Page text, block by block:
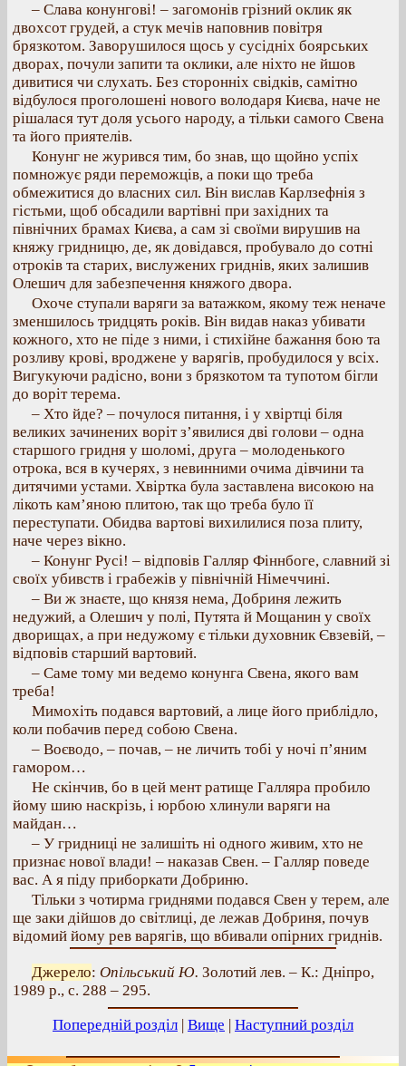
– Слава конунгові! – загомонів грізний оклик як
двохсот грудей, а стук мечів наповнив повітря
брязкотом. Заворушилося щось у сусідніх боярських
дворах, почули запити та оклики, але ніхто не йшов
дивитися чи слухать. Без сторонніх свідків, самітно
відбулося проголошені нового володаря Києва, наче не
рішалася тут доля усього народу, а тільки самого Свена
та його приятелів.
Конунг не журився тим, бо знав, що щойно успіх
помножує ряди переможців, а поки що треба
обмежитися до власних сил. Він вислав Карлзефнія з
гістьми, щоб обсадили вартівні при західних та
північних брамах Києва, а сам зі своїми вирушив на
княжу гридницю, де, як довідався, пробувало до сотні
отроків та старих, вислужених гриднів, яких залишив
Олешич для забезпечення княжого двора.
Охоче ступали варяги за ватажком, якому теж неначе
зменшилось тридцять років. Він видав наказ убивати
кожного, хто не піде з ними, і стихійне бажання бою та
розливу крові, вроджене у варягів, пробудилося у всіх.
Вигукуючи радісно, вони з брязкотом та тупотом бігли
до воріт терема.
– Хто йде? – почулося питання, і у хвіртці біля
великих зачинених воріт з’явилися дві голови – одна
старшого гридня у шоломі, друга – молоденького
отрока, вся в кучерях, з невинними очима дівчини та
дитячими устами. Хвіртка була заставлена високою на
лікоть кам’яною плитою, так що треба було її
переступати. Обидва вартові вихилилися поза плиту,
наче через вікно.
– Конунг Русі! – відповів Галляр Фіннбоге, славний зі
своїх убивств і грабежів у північній Німеччині.
– Ви ж знаєте, що князя нема, Добриня лежить
недужий, а Олешич у полі, Путята й Мощанин у своїх
дворищах, а при недужому є тільки духовник Євзевій, –
відповів старший вартовий.
– Саме тому ми ведемо конунга Свена, якого вам
треба!
Мимохіть подався вартовий, а лице його приблідло,
коли побачив перед собою Свена.
– Воєводо, – почав, – не личить тобі у ночі п’яним
гамором…
Не скінчив, бо в цей мент ратище Галляра пробило
йому шию наскрізь, і юрбою хлинули варяги на
майдан…
– У гридниці не залишіть ні одного живим, хто не
признає нової влади! – наказав Свен. – Галляр поведе
вас. А я піду приборкати Добриню.
Тільки з чотирма гриднями подався Свен у терем, але
ще заки дійшов до світлиці, де лежав Добриня, почув
відомий йому рев варягів, що вбивали опірних гриднів.
Джерело: Опільський Ю. Золотий лев. – К.: Дніпро,
1989 р., с. 288 – 295.
Попередній розділ | Вище | Наступний розділ